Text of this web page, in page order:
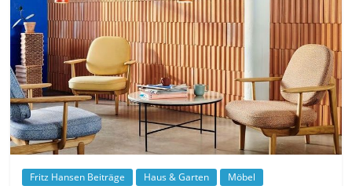
Fritz Hansen Beiträge Haus & Garten Möbel